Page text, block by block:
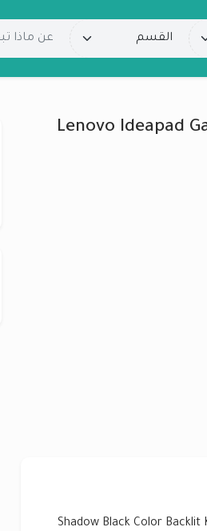
Lenovo Ideapad
Shadow Black Color Backlit